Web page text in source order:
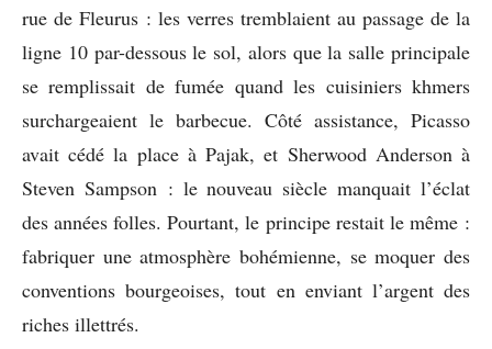
rue de Fleurus : les verres tremblaient au passage de la
ligne 10 par-dessous le sol, alors que la salle principale
se remplissait de fumée quand les cuisiniers khmers
surchargeaient le barbecue. Côté assistance, Picasso
avait cédé la place à Pajak, et Sherwood Anderson à
Steven Sampson : le nouveau siècle manquait l’éclat
des années folles. Pourtant, le principe restait le même :
fabriquer une atmosphère bohémienne, se moquer des
conventions bourgeoises, tout en enviant l’argent des
riches illettrés.